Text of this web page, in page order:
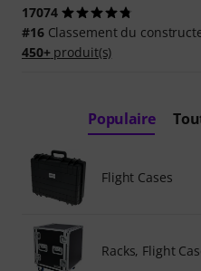
17074
#16Classement du
450+produit(s)
Populaire
Flight Cases
Racks, Flight